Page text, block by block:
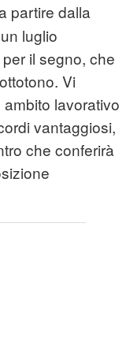
partire dalla
luglio
il segno, che
Vi
lavorativo
vantaggiosi,
che conferirà